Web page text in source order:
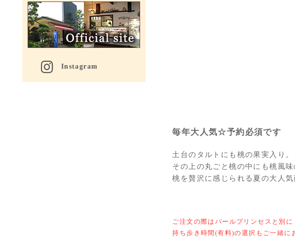
Instagram
毎年大人気☆予約必須です
土台のタルトにも桃の果実入り。
その上の丸ごと桃の中にも桃風
桃を贅沢に感じられる夏の大人気
ご注文の際はパールプリンセスと別に
持ち歩き時間(有料)の選択もご一緒に